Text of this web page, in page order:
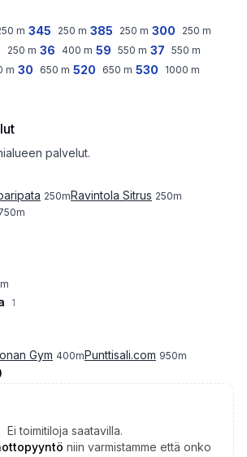
m 345 250 m 385 250 m 300 250 m
250 m 36 400 m 59 550 m 37 550 m
m 30 650 m 520 650 m 530 1000 m
palvelut.
250mRavintola Sitrus 250m
m
m
1
Gym 400mPunttisali.com 950m
Ei toimitiloja saatavilla.
niin varmistamme että onko